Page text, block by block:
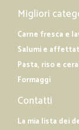
Migliori
Carne fresca e
Salumi e
Pasta, riso e
Formaggi
Contatti
La mia lista dei